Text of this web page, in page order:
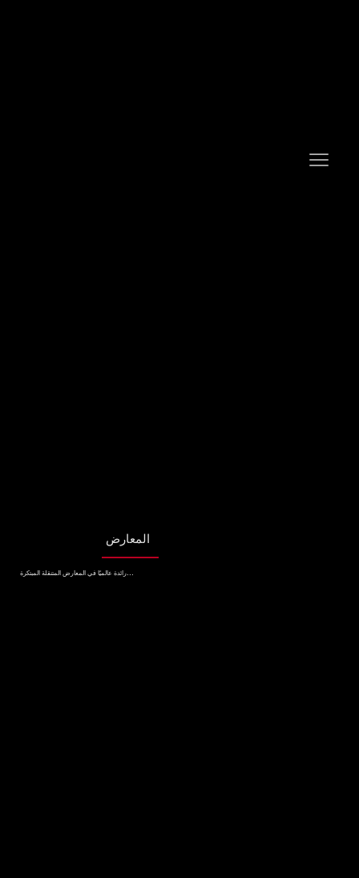
المعارض
رائدة عالميًا في المعارض المتنقلة المبتكرة...